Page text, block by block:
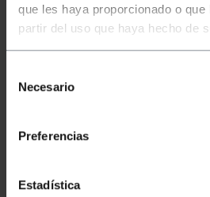
que les haya proporcionado o que
partir del uso que haya hecho de
Necesario
Preferencias
Estadística
Tamaño con orejas y
Protección descargas:
Aislamiento Óptico: 25KV
Salida alimentada de
Medidas y pesos